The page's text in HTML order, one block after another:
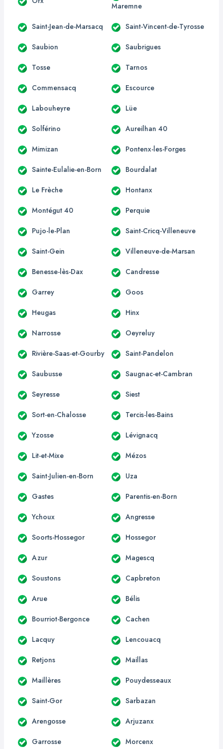
Maremne
Saint-Jean-de-Marsacq Saint-Vincent-de-Tyrosse
Saubion Saubrigues
Tosse Tarnos
Commensacq Escource
Labouheyre Lüe
Solférino Aureilhan 40
Mimizan Pontenx-les-Forges
Sainte-Eulalie-en-Born Bourdalat
Le Frèche Hontanx
Montégut 40 Perquie
Pujo-le-Plan Saint-Cricq-Villeneuve
Saint-Gein Villeneuve-de-Marsan
Benesse-lès-Dax Candresse
Garrey Goos
Heugas Hinx
Narrosse Oeyreluy
Rivière-Saas-et-Gourby Saint-Pandelon
Saubusse Saugnac-et-Cambran
Seyresse Siest
Sort-en-Chalosse Tercis-les-Bains
Yzosse Lévignacq
Lit-et-Mixe Mézos
Saint-Julien-en-Born Uza
Gastes Parentis-en-Born
Ychoux Angresse
Soorts-Hossegor Hossegor
Azur Magescq
Soustons Capbreton
Arue Bélis
Bourriot-Bergonce Cachen
Lacquy Lencouacq
Retjons Maillas
Maillères Pouydesseaux
Saint-Gor Sarbazan
Arengosse Arjuzanx
Garrosse Morcenx